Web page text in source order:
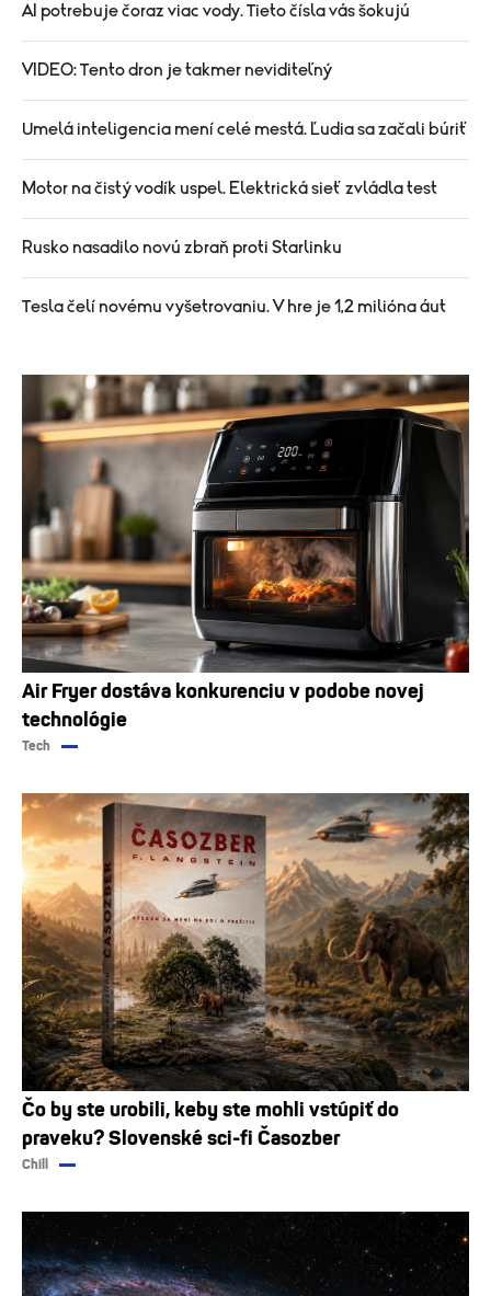
AI potrebuje čoraz viac vody. Tieto čísla vás šokujú
VIDEO: Tento dron je takmer neviditeľný
Umelá inteligencia mení celé mestá. Ľudia sa začali búriť
Motor na čistý vodík uspel. Elektrická sieť zvládla test
Rusko nasadilo novú zbraň proti Starlinku
Tesla čelí novému vyšetrovaniu. V hre je 1,2 milióna áut
Air Fryer dostáva konkurenciu v podobe novej
technológie
Tech
Čo by ste urobili, keby ste mohli vstúpiť do
praveku? Slovenské sci-fi Časozber
Chill